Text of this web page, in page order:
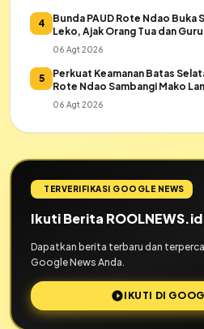
4
Bunda PAUD Rote Ndao Buka
Leko, Ajak Orang Tua dan
06 Agt 2026
5
Perkuat Keamanan Batas
Rote Ndao Sambangi Mako
06 Agt 2026
TERVERIFIKASI GOOGLE NEWS
Ikuti Berita
Dapatkan berita terbaru dan
Google News Anda.
IKUTI DI